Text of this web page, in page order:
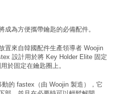
成為方便攜帶鑰匙的必備配件。
置來自韓國配件生產領導者 Woojin
設計用於將 Key Holder Elite 固定
於固定在鑰匙圈上。
的 fastex（由 Woojin 製造），它